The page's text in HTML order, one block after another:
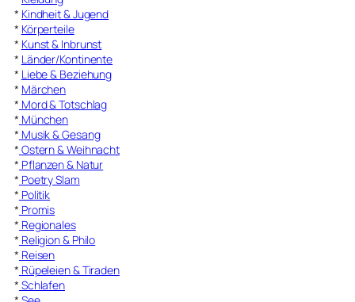
* Kindheit & Jugend
* Körperteile
* Kunst & Inbrunst
* Länder/Kontinente
* Liebe & Beziehung
* Märchen
* Mord & Totschlag
* München
* Musik & Gesang
* Ostern & Weihnacht
* Pflanzen & Natur
* Poetry Slam
* Politik
* Promis
* Regionales
* Religion & Philo
* Reisen
* Rüpeleien & Tiraden
* Schlafen